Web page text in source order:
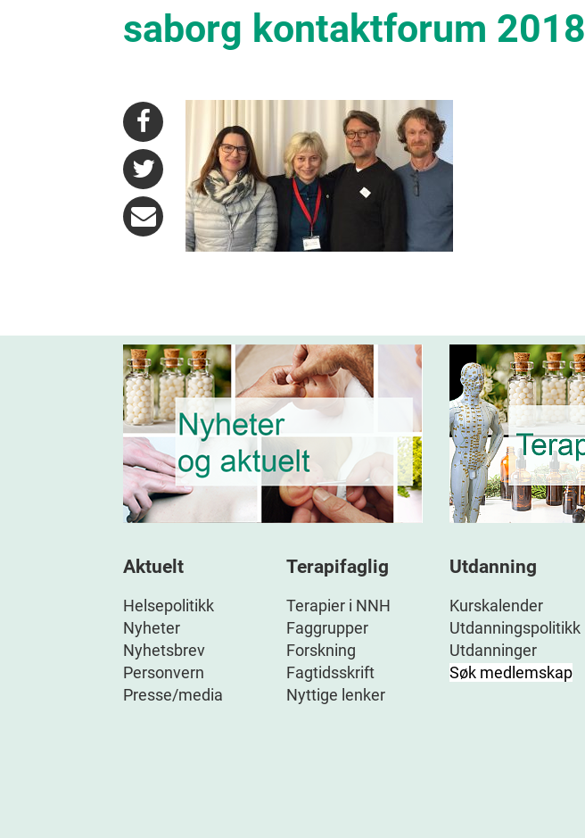
saborg kontaktforum 2018
Aktuelt
Helsepolitikk
Nyheter
Nyhetsbrev
Personvern
Presse/media
Terapifaglig
Terapier i NNH
Faggrupper
Forskning
Fagtidsskrift
Nyttige lenker
Utdanning
Kurskalender
Utdanningspolitikk
Utdanninger
Søk medlemskap